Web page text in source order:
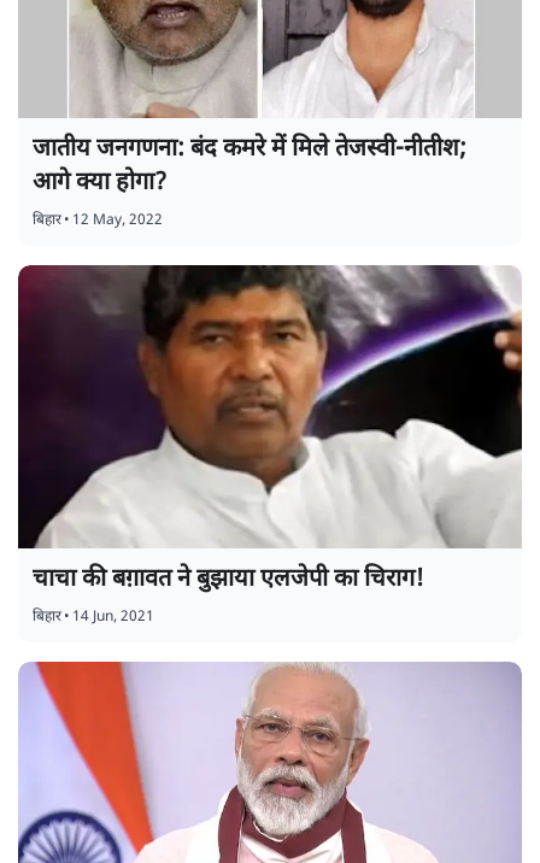
जातीय जनगणना: बंद कमरे में मिले तेजस्वी-नीतीश;
आगे क्या होगा?
बिहार• 12 May, 2022
चाचा की बग़ावत ने बुझाया एलजेपी का चिराग!
बिहार• 14 Jun, 2021